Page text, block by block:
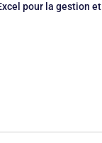
pour la gestion